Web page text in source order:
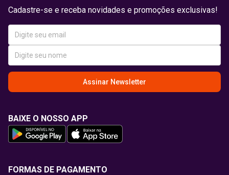
Cadastre-se e receba novidades e promoções exclusivas!
Assinar Newsletter
BAIXE O NOSSO APP
FORMAS DE PAGAMENTO